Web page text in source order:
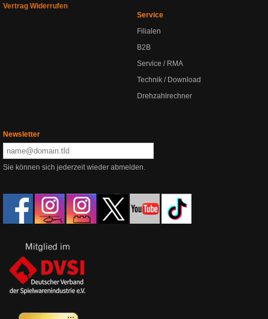
Vertrag Widerrufen
Service
Filialen
B2B
Service / RMA
Technik / Download
Drehzahlrechner
Newsletter
Sie können sich jederzeit wieder abmelden.